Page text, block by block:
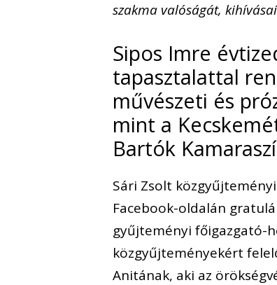
szakma valóságát,
Sipos Imre
tapasztalattal
művészeti és
mint a
Bartók
Sári Zsolt
Facebook-oldalán
gyűjteményi főigazgató-
közgyűjteményekért
Anitának, aki az